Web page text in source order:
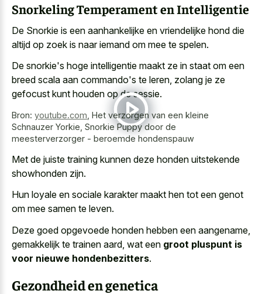
Snorkeling Temperament en Intelligentie
De Snorkie is een aanhankelijke en vriendelijke hond die
altijd op zoek is naar iemand om mee te spelen.
De snorkie's hoge intelligentie maakt ze in staat om een
breed scala aan commando's te leren, zolang je ze
gefocust kunt houden op de sessie.
Bron: youtube.com Het verzorgen van een kleine
Schnauzer Yorkie, Snorkie Puppy door de
meesterverzorger - beroemde hondenspauw
Met de juiste training kunnen deze honden uitstekende
showhonden zijn.
Hun loyale en sociale karakter maakt hen tot een genot
om mee samen te leven.
Deze goed opgevoede honden hebben een aangename,
gemakkelijk te trainen aard, wat een groot pluspunt is
voor nieuwe hondenbezitters.
Gezondheid en genetica